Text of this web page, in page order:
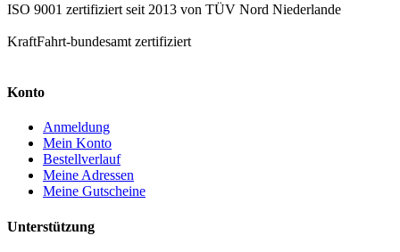
ISO 9001 zertifiziert seit 2013 von TÜV Nord Niederlande
KraftFahrt-bundesamt zertifiziert
Konto
Anmeldung
Mein Konto
Bestellverlauf
Meine Adressen
Meine Gutscheine
Unterstützung